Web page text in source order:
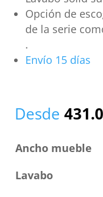
Opción de
de la serie
.
Envío 15 días
Desde
Ancho mueble
Lavabo